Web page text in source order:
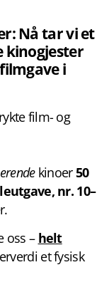
Nå tar vi et
kinogjester
i
film- og
kinoer50
nr. 10–
oss – helt
et fysisk